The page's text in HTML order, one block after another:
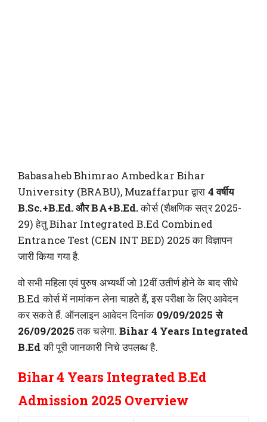
Babasaheb Bhimrao Ambedkar Bihar
University (BRABU), Muzaffarpur द्वारा 4 वर्षीय
B.Sc.+B.Ed. और BA+B.Ed.कोर्स (शैक्षणिक सत्र 2025-
29) हेतु Bihar Integrated B.Ed Combined
Entrance Test (CEN INT BED) 2025 का विज्ञापन
जारी किया गया है.
वो सभी महिला एवं पुरुष अभ्यर्थी जो 12वीं उतीर्ण होने के बाद सीधे
B.Ed कोर्स में नामांकन लेना चाहते हैं, इस परीक्षा के लिए आवेदन
कर सकते हैं. ऑनलाइन आवेदन दिनांक 09/09/2025 से
26/09/2025तक चलेगा. Bihar 4 Years Integrated
B.Edकी पूरी जानकारी निचे उपलब्ध है.
Bihar 4 Years Integrated B.Ed
Admission 2025 Overview